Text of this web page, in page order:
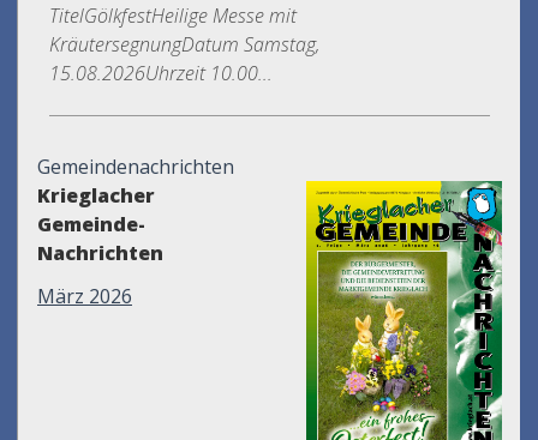
TitelGölkfestHeilige Messe mit
KräutersegnungDatum Samstag,
15.08.2026Uhrzeit 10.00...
Gemeindenachrichten
Krieglacher
Gemeinde-
Nachrichten
März 2026